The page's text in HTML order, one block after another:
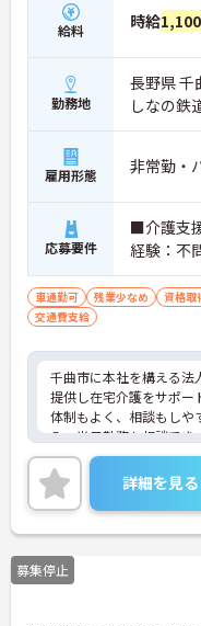
給料 時給
勤務地
長野県 千
しなの鉄
雇用形態 非常勤・
応募要件
■介護支
経験：不
車通勤可 残業少なめ 資格取
交通費支給
千曲市に本社を構える法
提供し在宅介護をサポー
体制もよく、相談もしや
み、半日勤務も相談でき
の両立もでき無理なく働
は、面接対策ポイントな
たしますのでお気軽にご
詳細を見る
募集停止